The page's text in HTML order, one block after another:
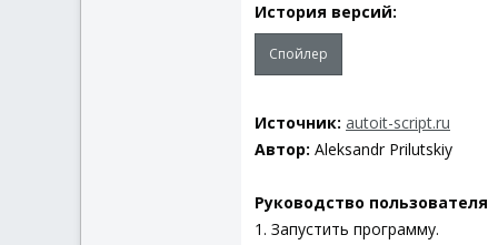
История версий:
Спойлер
Источник: autoit-script.ru
Автор: Aleksandr Prilutskiy
Руководство пользователя
1. Запустить программу.